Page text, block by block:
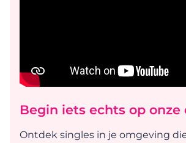
Begin iets echts op
Ontdek singles in je omgeving